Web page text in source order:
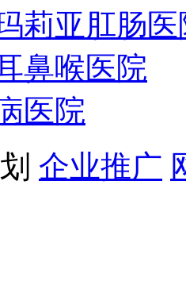
莉亚肛肠医
鼻喉医院
医院
企业推广